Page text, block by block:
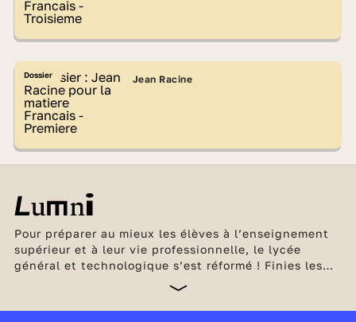
Dossier Jean Racine
Pour préparer au mieux les élèves à l’enseignement
supérieur et à leur vie professionnelle, le lycée
général et technologique s’est réformé ! Finies les
personnel de chaque élève. Celui-ci compose ainsi